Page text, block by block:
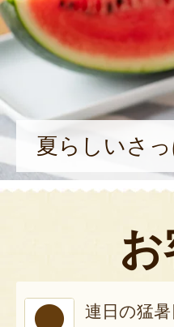
夏らしいさ
連日の猛